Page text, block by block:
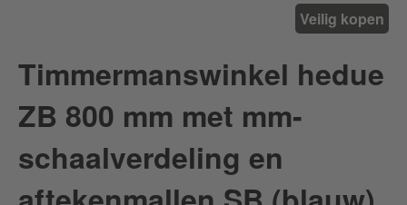
Veilig kopen
Timmermanswinkel hedue
ZB 800 mm met mm-
schaalverdeling en